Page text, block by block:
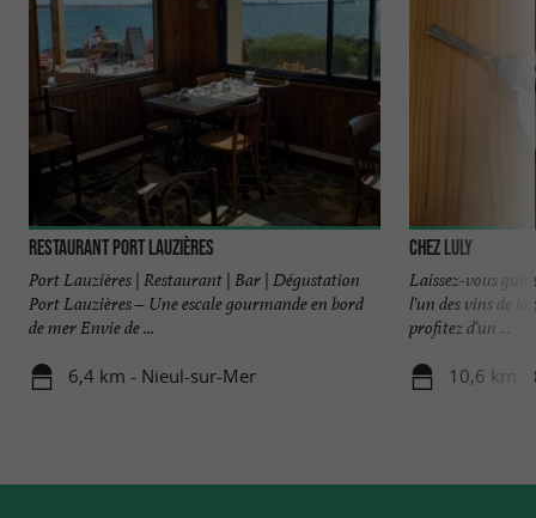
Restaurant Port Lauzières
Port Lauzières | Restaurant | Bar | Dégustation
Port Lauzières – Une escale gourmande en bord
de mer Envie de ...
6,4 km - Nieul-sur-Mer
Chez Luly
Laissez-vous
l'un des vins de
profitez d'un ...
10,6 km -